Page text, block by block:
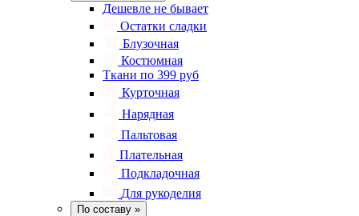
Дешевле не бывает
Остатки сладки
Блузочная
Костюмная
Ткани по 399 руб
Курточная
Нарядная
Пальтовая
Плательная
Подкладочная
Для рукоделия
По составу »